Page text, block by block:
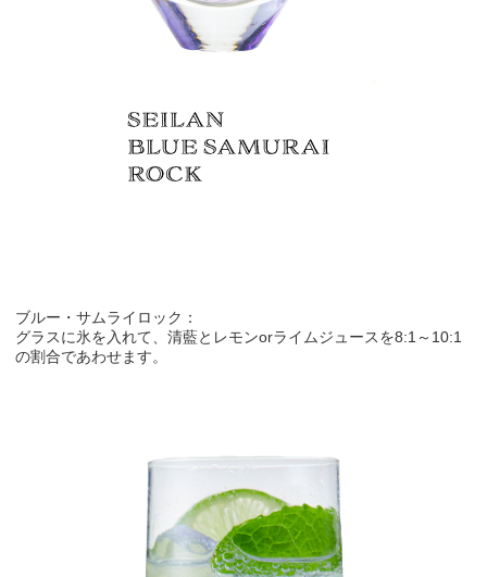
ブルー・サムライロック：
グラスに氷を入れて、清藍とレモンorライムジュースを8:1～10:1
の割合であわせます。